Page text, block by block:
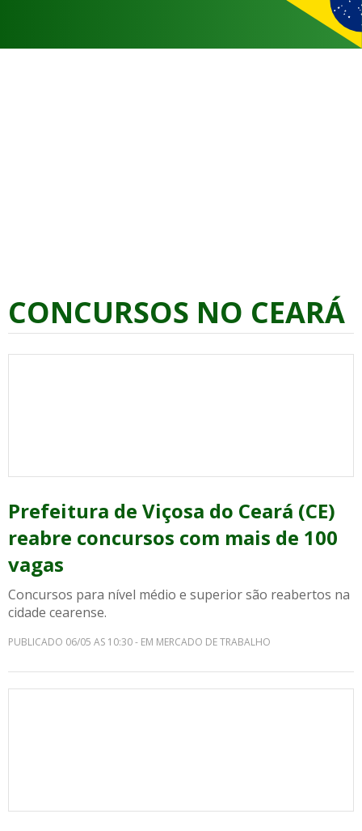
CONCURSOS NO CEARÁ
Prefeitura de Viçosa do Ceará (CE)
reabre concursos com mais de 100
vagas
Concursos para nível médio e superior são reabertos na
cidade cearense.
PUBLICADO 06/05 AS 10:30 - EM MERCADO DE TRABALHO